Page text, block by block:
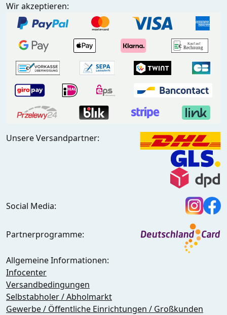
Wir akzeptieren:
Unsere Versandpartner:
Social Media:
Partnerprogramme:
Allgemeine Informationen:
Infocenter
Versandbedingungen
Selbstabholer / Abholmarkt
Gewerbe / Öffentliche Einrichtungen / Großkunden